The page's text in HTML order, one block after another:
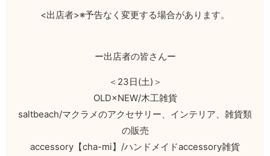
<出店者>※予告なく変更する場合があります。
ー出店者の皆さんー
＜23日(土)＞
OLD×NEW/木工雑貨
saltbeach/マクラメのアクセサリー、インテリア、雑貨類
の販売
accessory【cha-mi】/ハンドメイドaccessory雑貨